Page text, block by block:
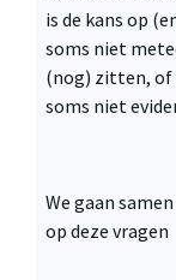
is de kans op
soms niet
(nog) zitten, of
soms niet
We gaan
op deze vragen